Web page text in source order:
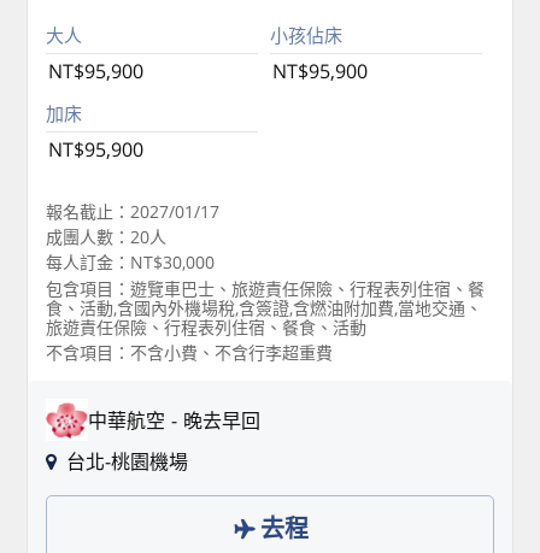
大人
NT$95,900
小孩佔床
NT$95,900
加床
NT$95,900
報名截止：2027/01/17
成團人數：20人
每人訂金：NT$30,000
包含項目：遊覽車巴士、旅遊責任保險、行程表列住宿、餐
食、活動,含國內外機場稅,含簽證,含燃油附加費,當地交通、
旅遊責任保險、行程表列住宿、餐食、活動
不含項目：不含小費、不含行李超重費
中華航空
晚去早回
台北-桃園機場
去程